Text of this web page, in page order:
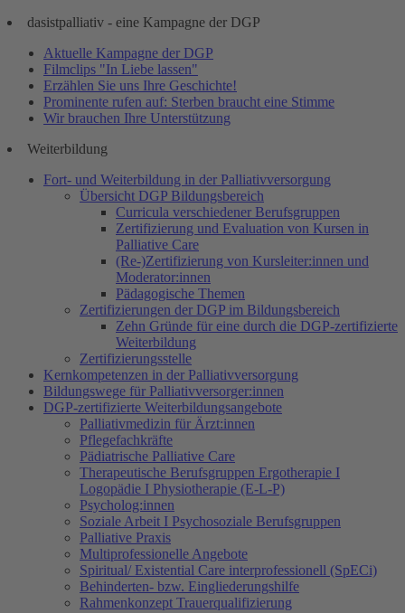
dasistpalliativ - eine Kampagne der DGP
Aktuelle Kampagne der DGP
Filmclips "In Liebe lassen"
Erzählen Sie uns Ihre Geschichte!
Prominente rufen auf: Sterben braucht eine Stimme
Wir brauchen Ihre Unterstützung
Weiterbildung
Fort- und Weiterbildung in der Palliativversorgung
Übersicht DGP Bildungsbereich
Curricula verschiedener Berufsgruppen
Zertifizierung und Evaluation von Kursen in
Palliative Care
(Re-)Zertifizierung von Kursleiter:innen und
Moderator:innen
Pädagogische Themen
Zertifizierungen der DGP im Bildungsbereich
Zehn Gründe für eine durch die DGP-zertifizierte
Weiterbildung
Zertifizierungsstelle
Kernkompetenzen in der Palliativversorgung
Bildungswege für Palliativversorger:innen
DGP-zertifizierte Weiterbildungsangebote
Palliativmedizin für Ärzt:innen
Pflegefachkräfte
Pädiatrische Palliative Care
Therapeutische Berufsgruppen Ergotherapie I
Logopädie I Physiotherapie (E-L-P)
Psycholog:innen
Soziale Arbeit I Psychosoziale Berufsgruppen
Palliative Praxis
Multiprofessionelle Angebote
Spiritual/ Existential Care interprofessionell (SpECi)
Behinderten- bzw. Eingliederungshilfe
Rahmenkonzept Trauerqualifizierung